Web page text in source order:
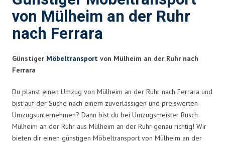
von Mülheim an der Ruhr
nach Ferrara
Günstiger Möbeltransport von Mülheim an der Ruhr nach
Ferrara
Du planst einen Umzug von Mülheim an der Ruhr nach Ferrara und
bist auf der Suche nach einem zuverlässigen und preiswerten
Umzugsunternehmen? Dann bist du bei Umzugsmeister Busch
Mülheim an der Ruhr aus Mülheim an der Ruhr genau richtig! Wir
bieten dir einen günstigen Möbeltransport von Mülheim an der